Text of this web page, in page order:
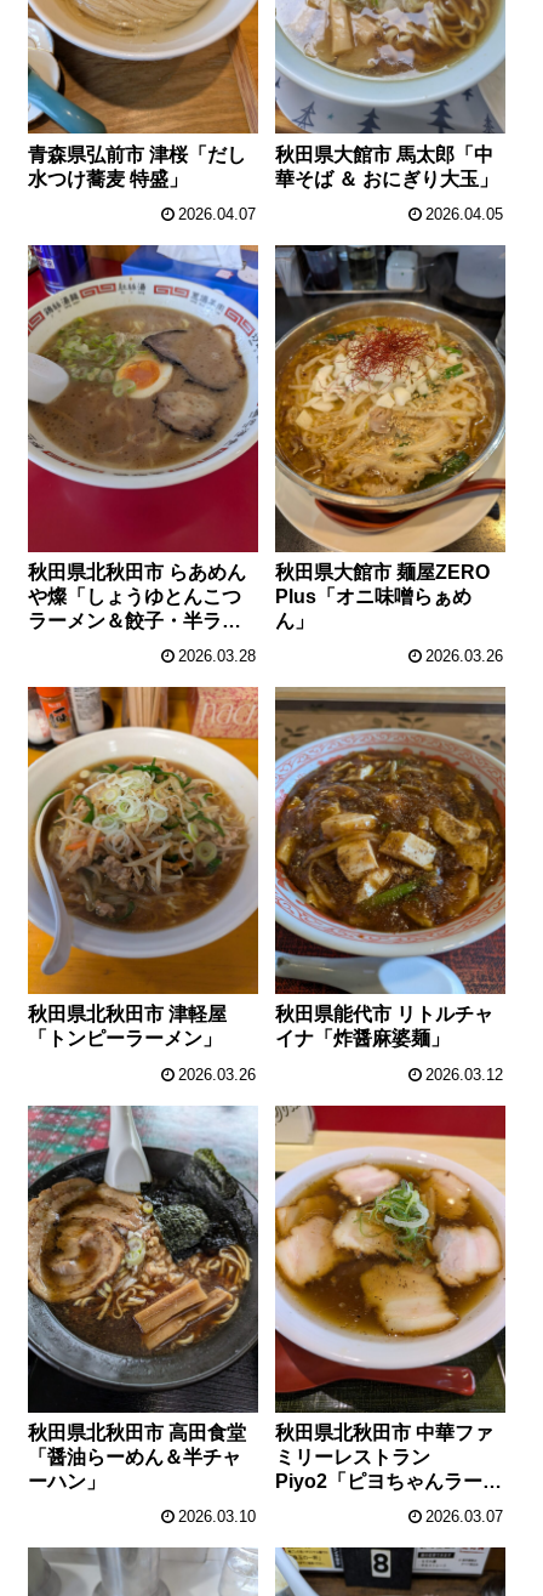
青森県弘前市 津桜「だし
水つけ蕎麦 特盛」
2026.04.07
秋田県大館市 馬太郎「中
華そば ＆ おにぎり大玉」
2026.04.05
秋田県北秋田市 らあめん
や燦「しょうゆとんこつ
ラーメン＆餃子・半ライ
2026.03.28
秋田県大館市 麺屋ZERO
Plus「オニ味噌らぁめ
ん」
2026.03.26
秋田県北秋田市 津軽屋
「トンピーラーメン」
2026.03.26
秋田県能代市 リトルチャ
イナ「炸醤麻婆麺」
2026.03.12
秋田県北秋田市 高田食堂
「醤油らーめん＆半チャ
ーハン」
2026.03.10
秋田県北秋田市 中華ファ
ミリーレストラン
Piyo2「ピヨちゃんラーメ
ン＆ミニ温玉焼肉丼」
2026.03.07